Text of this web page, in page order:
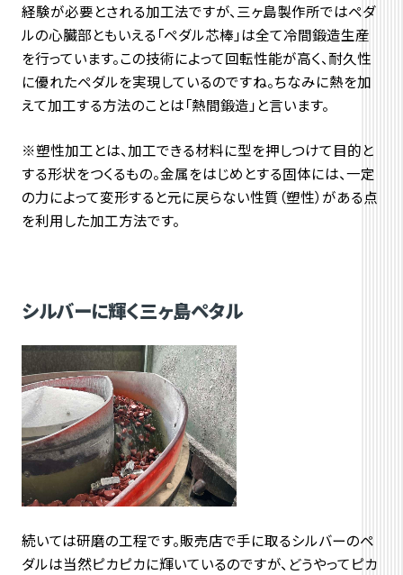
経験が必要とされる加工法ですが、三ヶ島製作所ではペダ
ルの心臓部ともいえる「ペダル芯棒」は全て冷間鍛造生産
を行っています。この技術によって回転性能が高く、耐久性
に優れたペダルを実現しているのですね。ちなみに熱を加
えて加工する方法のことは「熱間鍛造」と言います。
※塑性加工とは、加工できる材料に型を押しつけて目的と
する形状をつくるもの。金属をはじめとする固体には、一定
の力によって変形すると元に戻らない性質（塑性）がある点
を利用した加工方法です。
シルバーに輝く三ヶ島ペタル
続いては研磨の工程です。販売店で手に取るシルバーのペ
ダルは当然ピカピカに輝いているのですが、どうやってピカ